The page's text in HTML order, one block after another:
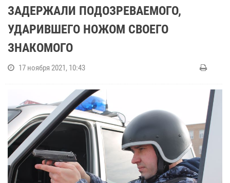
ЗАДЕРЖАЛИ ПОДОЗРЕВАЕМОГО,
УДАРИВШЕГО НОЖОМ СВОЕГО
ЗНАКОМОГО
17 ноября 2021, 10:43